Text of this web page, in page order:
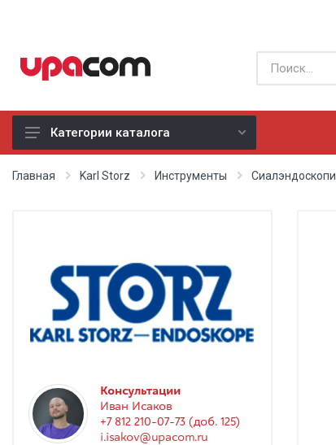
Б/У оборудование
Реанимация
Неонатология
Хирургия
Эндоскопия
Функциональная диагностика
Категории каталога
Главная Karl Storz Инструменты
Консультации
Иван Исаков
+7 812 210-07-73 (доб. 125)
i.isakov@upacom.ru